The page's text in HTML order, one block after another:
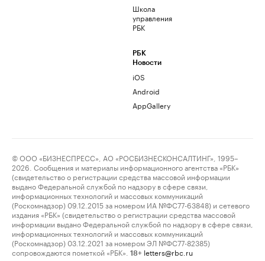
Школа
управления
РБК
РБК
Новости
iOS
Android
AppGallery
© ООО «БИЗНЕСПРЕСС», АО «РОСБИЗНЕСКОНСАЛТИНГ», 1995–
2026. Сообщения и материалы информационного агентства «РБК»
(свидетельство о регистрации средства массовой информации
выдано Федеральной службой по надзору в сфере связи,
информационных технологий и массовых коммуникаций
(Роскомнадзор) 09.12.2015 за номером ИА №ФС77-63848) и сетевого
издания «РБК» (свидетельство о регистрации средства массовой
информации выдано Федеральной службой по надзору в сфере связи,
информационных технологий и массовых коммуникаций
(Роскомнадзор) 03.12.2021 за номером ЭЛ №ФС77-82385)
сопровождаются пометкой «РБК».
18+ letters@rbc.ru